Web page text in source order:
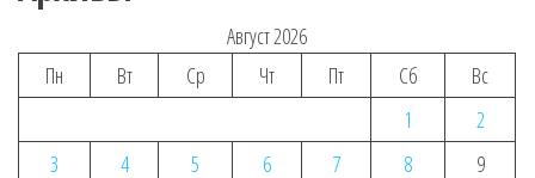
Август 2026
Пн
Вт Ср Чт Пт Сб
Вс
1
2
3
4 5 6 7 8
9